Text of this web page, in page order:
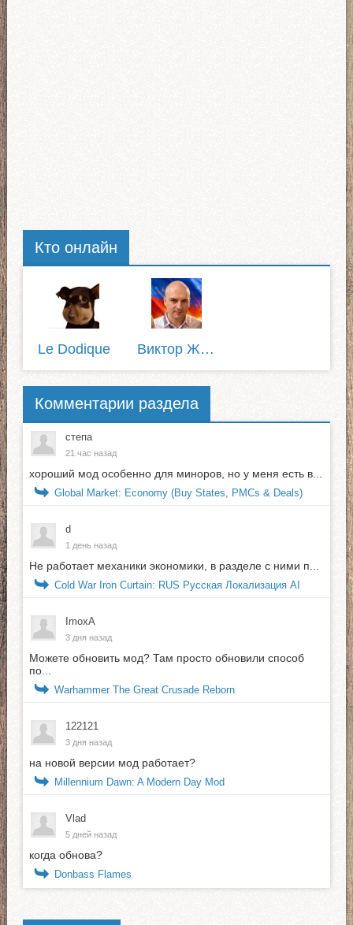
Кто онлайн
Le Dodique Виктор Жилин
Комментарии раздела
степа
21 час назад
хороший мод особенно для миноров, но у меня есть в...
Global Market: Economy (Buy States, PMCs & Deals)
d
1 день назад
Не работает механики экономики, в разделе с ними п...
Cold War Iron Curtain: RUS Русская Локализация AI
ImoxA
3 дня назад
Можете обновить мод? Там просто обновили способ
по...
Warhammer The Great Crusade Reborn
122121
3 дня назад
на новой версии мод работает?
Millennium Dawn: A Modern Day Mod
Vlad
5 дней назад
когда обнова?
Donbass Flames